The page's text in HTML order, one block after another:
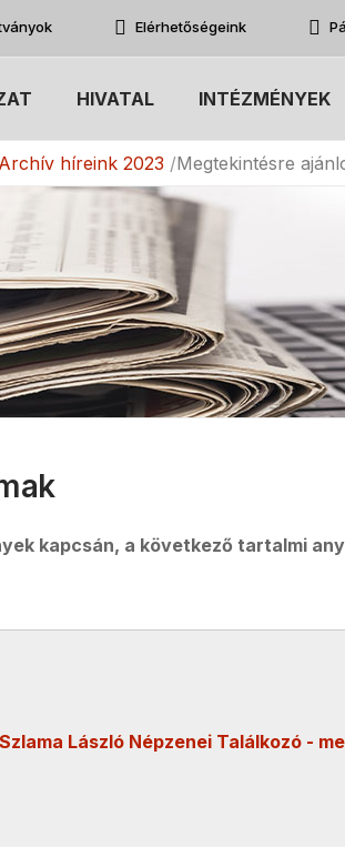
Elérhetőségeink
HIVATAL INTÉZMÉNYEK
híreink 2023 Megtekintésre
kapcsán, a következő tartalmi
László Népzenei Találkozó -